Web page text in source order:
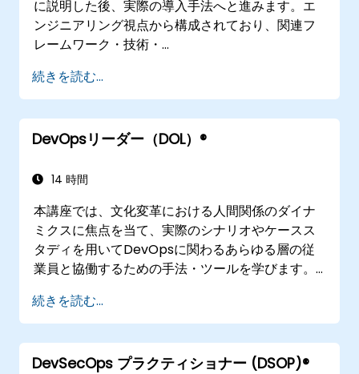
に説明した後、実際の導入手法へと進みます。エ
ンジニアリング視点から構成されており、関連フ
レームワーク・技術・
ション手法・継続的デリバリーおよび展開・継続
的テスト・弾力性の高い基盤技術・監視・指標・
可観測性・ガバナンス・人的側面や今後の
DevOpsエンジニアリング動向など多岐にわたる
続きを読む...
DevOpsリーダー（DOL）®
14 時間
本講座では、文化変革における人間関係のダイナ
ミクスに焦点を当て、実際のシナリオやケースス
タディを用いてDevOpsに関わるあらゆる層の従
業員と協働するための手法・ツールを学びます。
の理解など、職場で即活用できる具体的な成果物
も得られることでしょう。
続きを読む...
DevSecOps プラクティショナー (DSOP)®